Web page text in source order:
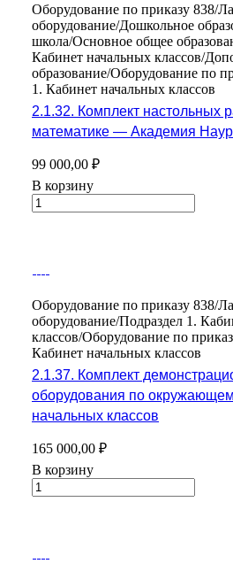
Оборудование по приказу 838/
оборудование/Дошкольное
школа/Основное общее
Кабинет начальных классов/
образование/Оборудование по
1. Кабинет начальных классов
2.1.32. Комплект настольных
математике — Академия
99 000,00 ₽
В корзину
Оборудование по приказу 838/
оборудование/Подраздел 1.
классов/Оборудование по
Кабинет начальных классов
2.1.37. Комплект
оборудования по
начальных классов
165 000,00 ₽
В корзину